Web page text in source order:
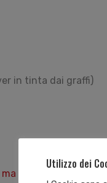
in tinta dai graffi)
ordinato
Utilizzo dei